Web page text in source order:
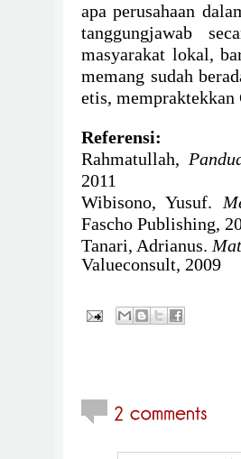
apa perusahaan
tanggungjawab
masyarakat lokal,
memang sudah
etis, mempraktekkan
Referensi:
Rahmatullah,
2011
Wibisono, Yusuf.
Fascho Publishing,
Tanari, Adrianus.
Valueconsult, 2009